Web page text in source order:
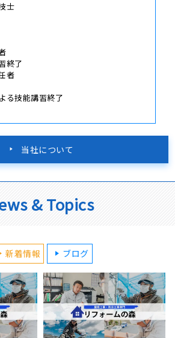
士
終了
者
る技能講習終了
当社について
& Topics
新着情報 ブログ